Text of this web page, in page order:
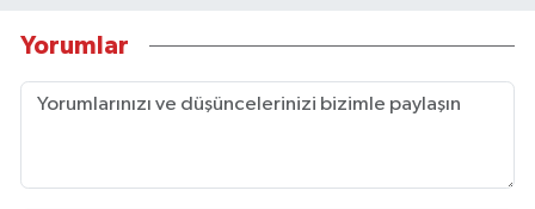
Yorumlar